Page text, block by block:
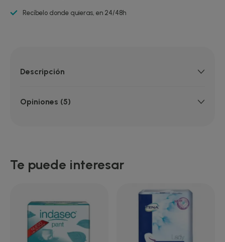
Recíbelo donde quieras, en 24/48h
Descripción
Opiniones (5)
Te puede interesar